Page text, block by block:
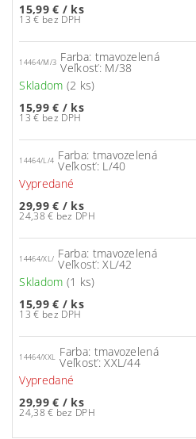
15,99 € / ks
13 € bez DPH
14464/M/3 Farba: tmavozelená
Veľkosť: M/38
Skladom (2 ks)
15,99 € / ks
13 € bez DPH
14464/L/4 Farba: tmavozelená
Veľkosť: L/40
Vypredané
29,99 € / ks
24,38 € bez DPH
14464/XL/ Farba: tmavozelená
Veľkosť: XL/42
Skladom (1 ks)
15,99 € / ks
13 € bez DPH
14464/XXL Farba: tmavozelená
Veľkosť: XXL/44
Vypredané
29,99 € / ks
24,38 € bez DPH